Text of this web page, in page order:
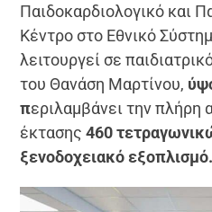
Παιδοκαρδιολογικό και
Κέντρο στο Εθνικό
λειτουργεί σε
του Θανάση Μαρτίνου,
περιλαμβάνει την
έκτασης460
ξενοδοχειακό εξοπλισμό.